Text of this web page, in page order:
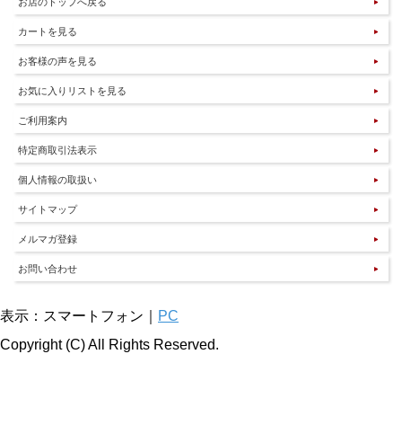
カートを見る
お客様の声を見る
お気に入りリストを見る
ご利用案内
特定商取引法表示
個人情報の取扱い
サイトマップ
メルマガ登録
お問い合わせ
表示：スマートフォン｜
PC
Copyright (C) All Rights Reserved.